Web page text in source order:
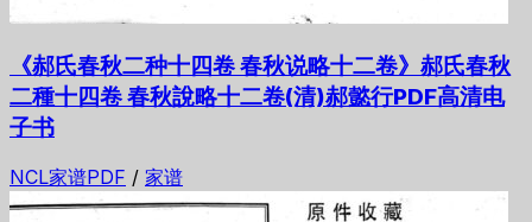
《郝氏春秋二种十四卷 春秋说略十二卷》郝氏春秋
二種十四卷 春秋說略十二卷(清)郝懿行PDF高清电
子书
NCL家谱PDF / 家谱